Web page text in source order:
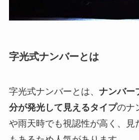
字光式ナンバーとは
字光式ナンバーとは、 ナンバー
分が発光して見えるタイプのナ
や雨天時でも視認性が高く、見